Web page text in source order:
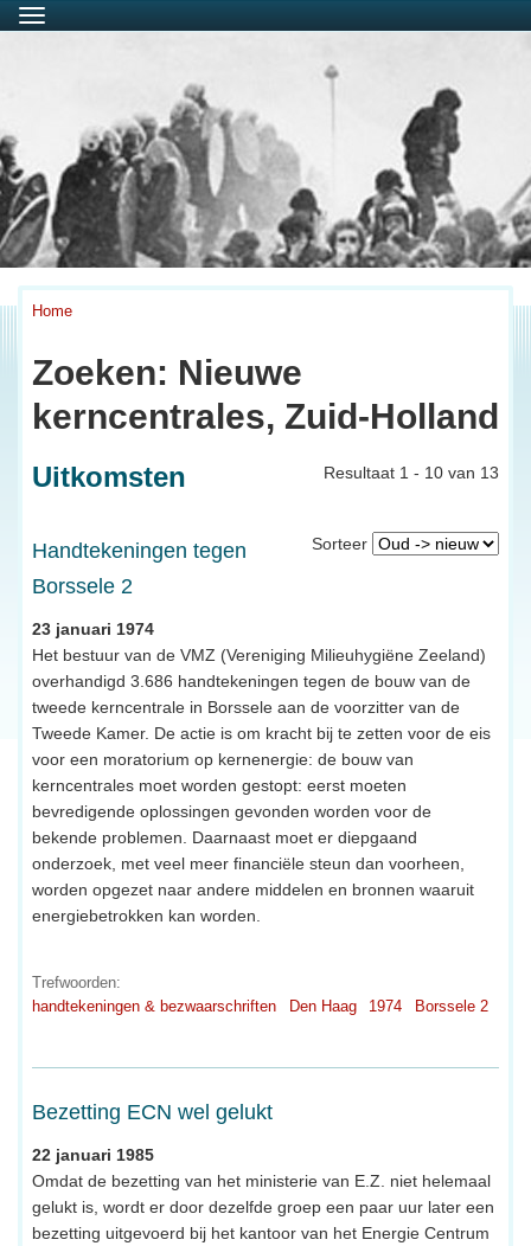
Menu
Home
Zoeken: Nieuwe
kerncentrales, Zuid-Holland
Resultaat 1 - 10 van 13
Uitkomsten
Sorteer
Handtekeningen tegen
Borssele 2
23 januari 1974
Het bestuur van de VMZ (Vereniging Milieuhygiëne Zeeland)
overhandigd 3.686 handtekeningen tegen de bouw van de
tweede kerncentrale in Borssele aan de voorzitter van de
Tweede Kamer. De actie is om kracht bij te zetten voor de eis
voor een moratorium op kernenergie: de bouw van
kerncentrales moet worden gestopt: eerst moeten
bevredigende oplossingen gevonden worden voor de
bekende problemen. Daarnaast moet er diepgaand
onderzoek, met veel meer financiële steun dan voorheen,
worden opgezet naar andere middelen en bronnen waaruit
energiebetrokken kan worden.
Trefwoorden:
handtekeningen & bezwaarschriften
Den Haag 1974 Borssele 2
Bezetting ECN wel gelukt
22 januari 1985
Omdat de bezetting van het ministerie van E.Z. niet helemaal
gelukt is, wordt er door dezelfde groep een paar uur later een
bezetting uitgevoerd bij het kantoor van het Energie Centrum